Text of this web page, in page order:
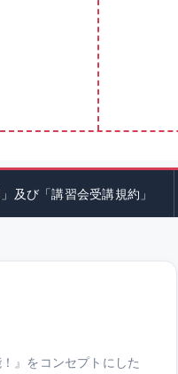
及び「講習会受講規約」
』をコンセプトにした